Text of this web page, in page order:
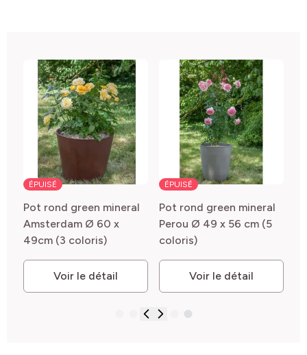
ÉPUISÉ
Pot rond green mineral
Amsterdam Ø 60 x
49cm (3 coloris)
Voir le détail
ÉPUISÉ
Pot rond green mineral
Perou Ø 49 x 56 cm (5
coloris)
Voir le détail